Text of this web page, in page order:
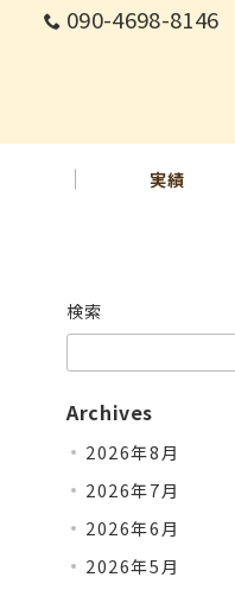
090-4698-8146
実績
検索
Archives
2026年8月
2026年7月
2026年6月
2026年5月